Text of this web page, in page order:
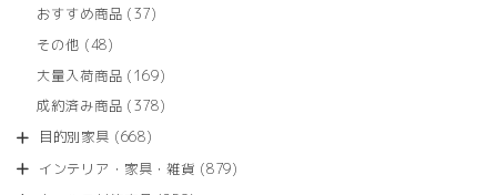
商
の
商
おすすめ商品 3737
商
その他 4848
の
商
大量入荷商品 169169
の
成約済み商品 378378
商
目的別家具 668668
の
インテリア・家具・雑貨 879879